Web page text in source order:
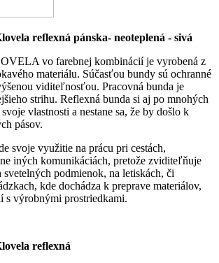
reflexná pánska- neoteplená - sivá
vo farebnej kombinácií je vyrobená z
materiálu. Súčasťou bundy sú ochranné
viditeľnosťou. Pracovná bunda je
strihu. Reflexná bunda si aj po mnohých
vlastnosti a nestane sa, že by došlo k
pásov.
svoje využitie na prácu pri cestách,
iných komunikáciách, pretože zviditeľňuje
podmienok, na letiskách, či
kde dochádza k preprave materiálov,
s výrobnými prostriedkami.
reflexná